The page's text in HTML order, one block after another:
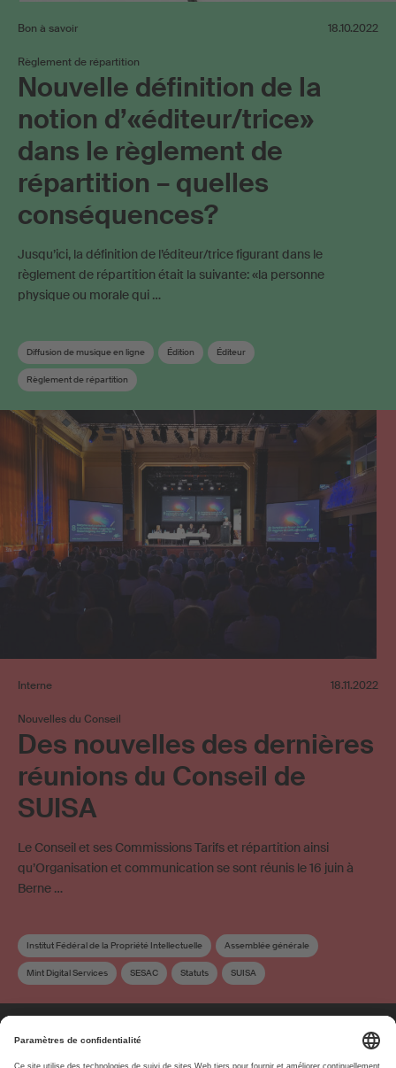
Bon à savoir 18.10.2022
Règlement de répartition
Nouvelle définition de la
notion d’«éditeur/trice»
dans le règlement de
répartition – quelles
conséquences?
Jusqu’ici, la définition de l’éditeur/trice figurant dans le
règlement de répartition était la suivante: «la personne
physique ou morale qui …
Diffusion de musique en ligne Édition Éditeur
Règlement de répartition
Interne 18.11.2022
Nouvelles du Conseil
Des nouvelles des dernières
réunions du Conseil de
SUISA
Le Conseil et ses Commissions Tarifs et répartition ainsi
qu’Organisation et communication se sont réunis le 16 juin à
Berne …
Institut Fédéral de la Propriété Intellectuelle Assemblée générale
Mint Digital Services SESAC Statuts SUISA
À propos